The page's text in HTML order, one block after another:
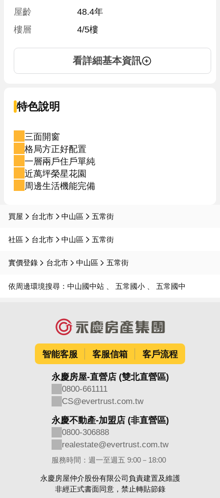
屋齡
48.4年
樓層
4/5樓
看詳細基本資訊
特色說明
三面開窗
格局方正好配置
一層兩戶住戶單純
近萬坪榮星花園
周邊生活機能完備
買屋 台北市 中山區 五常街
社區 台北市 中山區 五常街
實價登錄 台北市 中山區 五常街
依周邊環境搜尋： 中山國中站 五常國小 五常國中
智能客服 客服信箱 客戶流程
永慶房屋-直營店 (雙北直營區)
0800-661111
CS@evertrust.com.tw
永慶不動產-加盟店 (非直營區)
0800-306888
realestate@evertrust.com.tw
服務時間：週一至週五 9:00－18:00
永慶房屋仲介股份有限公司負責建置及維護
非經正式書面同意，禁止轉貼節錄